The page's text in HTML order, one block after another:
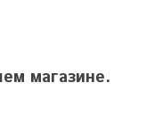
магазине.